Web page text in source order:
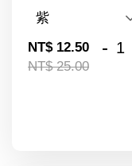
NT$ 12.50
NT$ 25.00
-